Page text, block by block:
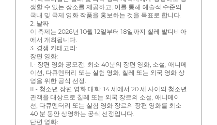
쟁할 수 있는 장소를 제공하고, 이를 통해 예술적 수준의
국내 및 국제 영화 작품을 홍보하는 것을 목표로 합니다.
2. 날짜
이 축제는 2026년 10월 12일부터 18일까지 칠레 발디비아
에서 개최됩니다.
3. 경쟁 카테고리:
장편 영화:
I.- 장편 영화 공모전: 최소 40분의 장편 영화, 소설, 애니메
이션, 다큐멘터리 또는 실험 영화, 칠레 또는 외국 영화 상
영을 위한 공식 선정.
II.- 청소년 장편 영화 대회: 14 세에서 20 세 사이의 청소년
관객을 대상으로 칠레 또는 외국 장르의 소설, 애니메이
션, 다큐멘터리 또는 실험 영화 장르의 장편 영화를 최소
40 분 동안 상영하는 공식 선정입니다.
단편 영화: